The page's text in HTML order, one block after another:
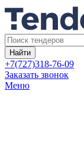
Найти
+7(727)318-76-09
Заказать звонок
Меню